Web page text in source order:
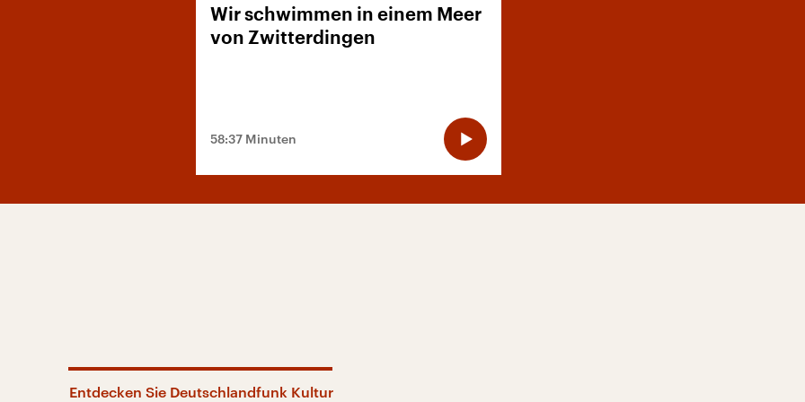
Wir schwimmen in einem Meer
von Zwitterdingen
58:37 Minuten
Entdecken Sie Deutschlandfunk Kultur